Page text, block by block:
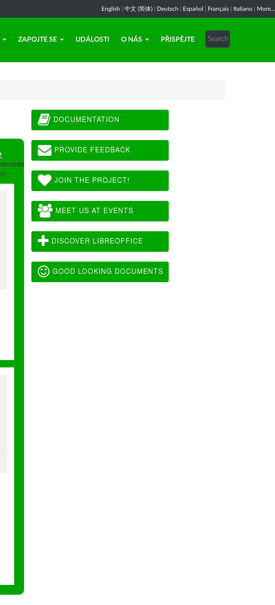
English 中文 (简体) Deutsch Español Français Italiano More...
ZAPOJTE SE UDÁLOSTI O NÁS PŘISPĚJTE
DOCUMENTATION
PROVIDE FEEDBACK
JOIN THE PROJECT!
MEET US AT EVENTS
DISCOVER LIBREOFFICE
GOOD LOOKING DOCUMENTS